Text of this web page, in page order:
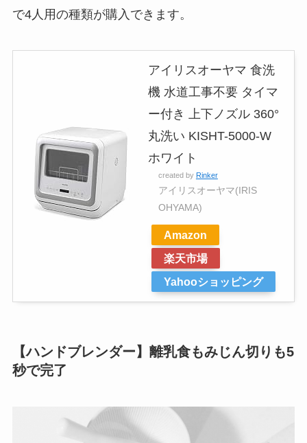
で4人用の種類が購入できます。
アイリスオーヤマ 食洗
機 水道工事不要 タイマ
ー付き 上下ノズル 360°
丸洗い KISHT-5000-W
ホワイト
created by Rinker
アイリスオーヤマ(IRIS
OHYAMA)
Amazon
楽天市場
Yahooショッピング
【ハンドブレンダー】離乳食もみじん切りも5
秒で完了